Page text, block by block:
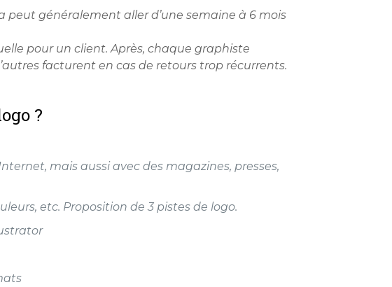
peut généralement aller d’une semaine à 6 mois
pour un client. Après, chaque graphiste
facturent en cas de retours trop récurrents.
?
mais aussi avec des magazines, presses,
etc. Proposition de 3 pistes de logo.